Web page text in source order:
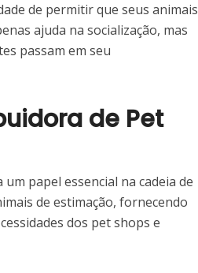
de permitir que seus animais
ajuda na socialização, mas
passam em seu
de Pet
papel essencial na cadeia de
de estimação, fornecendo
dos pet shops e